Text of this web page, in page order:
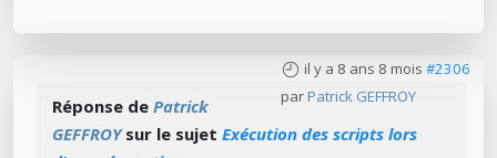
il y a 8 ans 8 mois #2306
par Patrick GEFFROY
Réponse de Patrick
GEFFROYsur le sujet Exécution des scripts lors